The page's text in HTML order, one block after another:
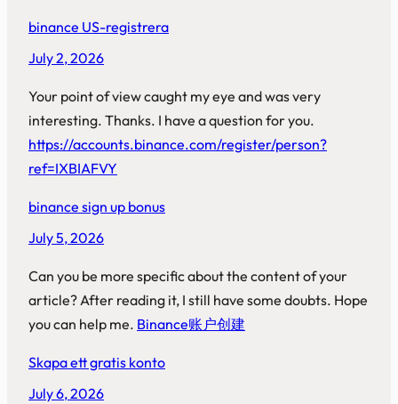
binance US-registrera
July 2, 2026
Your point of view caught my eye and was very
interesting. Thanks. I have a question for you.
https://accounts.binance.com/register/person?
ref=IXBIAFVY
binance sign up bonus
July 5, 2026
Can you be more specific about the content of your
article? After reading it, I still have some doubts. Hope
you can help me. Binance账户创建
Skapa ett gratis konto
July 6, 2026